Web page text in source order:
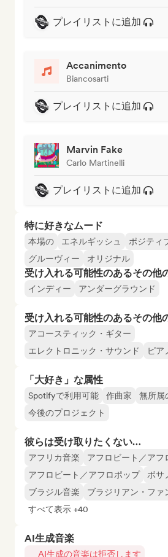
プレイリストに追加
Accanimento
Biancosarti
プレイリストに追加
Marvin Fake
Carlo Martinelli
プレイリストに追加
特に好きなムード
本場の エネルギッシュ
ポジティ
グルーヴィー
オリジナル
受け入れる可能性のあるその他
インディー アンダーグラウンド
受け入れる可能性のあるその他
アコースティック・ギター
エレクトロニック・サウンド
ピア
「大好き」な属性
Spotifyで利用可能 作曲家
無所属
今後のプロジェクト
彼らは受け取りたくない…
アフリカ音楽
アフロビート／アフ
アフロビート／アフロポップ
ボサ
ブラジル音楽
ブラジリアン・ファ
すべて表示 +40
AI生成音楽
AI生成の音楽は拒否します